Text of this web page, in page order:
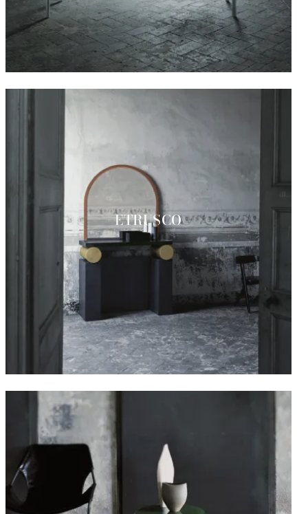
ETRUSCO